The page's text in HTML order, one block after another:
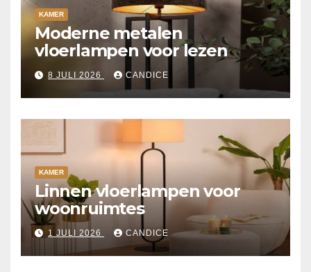
KAMER
Moderne metalen
vloerlampen voor lezen
8 JULI 2026 CANDICE
KAMER
Linnen vloerlampen voor
woonruimtes
1 JULI 2026 CANDICE